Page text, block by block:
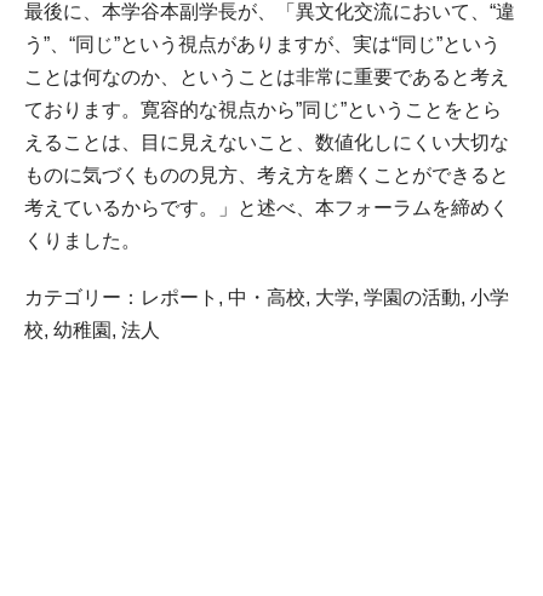
最後に、本学谷本副学長が、「異文化交流において、“違
う”、“同じ”という視点がありますが、実は“同じ”という
ことは何なのか、ということは非常に重要であると考え
ております。寛容的な視点から”同じ”ということをとら
えることは、目に見えないこと、数値化しにくい大切な
ものに気づくものの見方、考え方を磨くことができると
考えているからです。」と述べ、本フォーラムを締めく
くりました。
カテゴリー： レポート , 中・高校, 大学, 学園の活動, 小学
校, 幼稚園 , 法人